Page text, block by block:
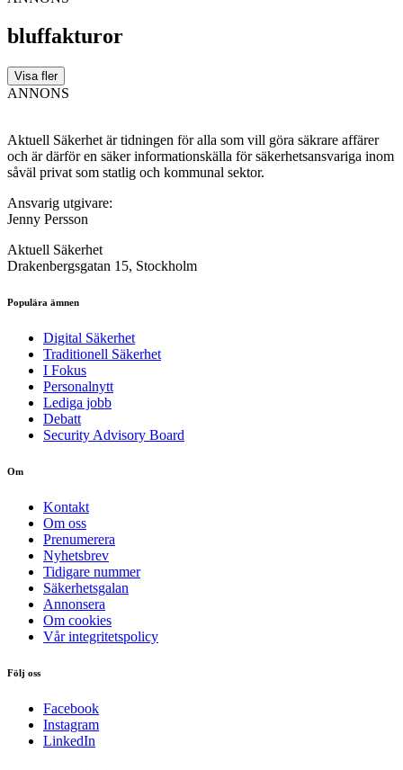
bluffakturor
Visa fler
ANNONS
Aktuell Säkerhet är tidningen för alla som vill göra säkrare affärer
och är därför en säker informationskälla för säkerhets­ansvariga inom
såväl privat som statlig och kommunal sektor.
Ansvarig utgivare:
Jenny Persson
Aktuell Säkerhet
Drakenbergsgatan 15, Stockholm
Populära ämnen
Digital Säkerhet
Traditionell Säkerhet
I Fokus
Personalnytt
Lediga jobb
Debatt
Security Advisory Board
Om
Kontakt
Om oss
Prenumerera
Nyhetsbrev
Tidigare nummer
Säkerhetsgalan
Annonsera
Om cookies
Vår integritetspolicy
Följ oss
Facebook
Instagram
LinkedIn